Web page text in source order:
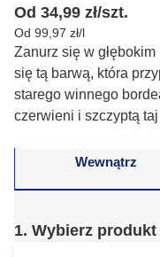
Od 34,99 zł/szt.
Od 99,97 zł/l
Zanurz się w
się tą barwą, która
starego winnego
czerwieni i szczyptą taj
Wewnątrz
1. Wybierz produkt